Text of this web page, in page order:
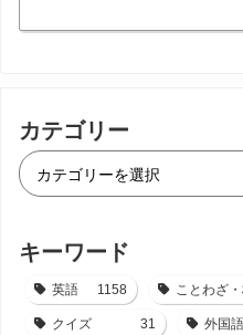
カテゴリー
キーワード
英語 1158 ことわざ
クイズ 31 外国語